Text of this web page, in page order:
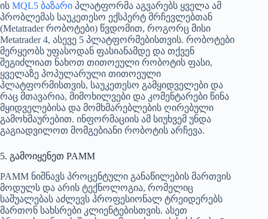
ის MQL5 ბაზარი პლატფორმა აგვარებს ყველა ამ
პრობლემას საუკეთესო ექსპერტ მრჩევლებთან
(Metatrader რობოტები) წვდომით, როგორც მისი
Metatrader 4, ასევე 5 პლატფორმებისთვის. რობოტები
მერყეობს უფასოდან ფასიანამდე და თქვენ
შეგიძლიათ ნახოთ თითოეული რობოტის ფასი,
ყველაზე პოპულარული თითოეული
პლატფორმისთვის, საუკეთესო გამყიდველები და
რაც მთავარია, მიმოხილვები და კომენტარები წინა
მყიდველებისა და მომხმარებლების ღირებული
გამოხმაურებით. ინფორმაციის ამ სიუხვემ უნდა
გაგიადვილოთ მომგებიანი რობოტის არჩევა.
5. გამოიყენეთ PAMM
PAMM ნიშნავს პროცენტული განაწილების მართვის
მოდულს და არის ტექნოლოგია, რომელიც
საშუალებას აძლევს პროფესიონალ ტრეიდერებს
მართონ სახსრები კლიენტებისთვის. ასეთ